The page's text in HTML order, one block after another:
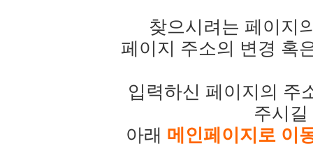
찾으시려는 페이지
페이지 주소의 변경 혹
입력하신 페이지의 주
주시
아래 메인페이지로 이